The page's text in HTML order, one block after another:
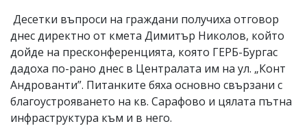
Десетки въпроси на граждани получиха отговор
днес директно от кмета Димитър Николов, който
дойде на пресконференцията, която ГЕРБ-Бургас
дадоха по-рано днес в Централата им на ул. „Конт
Андрованти”. Питанките бяха основно свързани с
благоустрояването на кв. Сарафово и цялата пътна
инфраструктура към и в него.